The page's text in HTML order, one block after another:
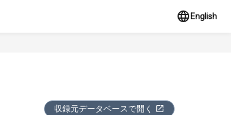
English
収録元データベースで開く